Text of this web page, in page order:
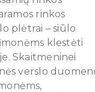
rinkos
plėtrai – siūlo
klestėti
Skaitmeninei
verslo